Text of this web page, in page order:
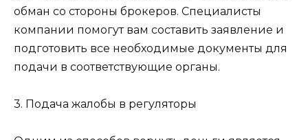
обман со стороны брокеров. Специалисты
компании помогут вам составить заявление и
подготовить все необходимые документы для
подачи в соответствующие органы.
3. Подача жалобы в регуляторы